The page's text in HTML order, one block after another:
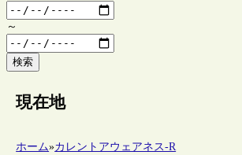
～
検索
現在地
ホーム»カレントアウェアネス-R